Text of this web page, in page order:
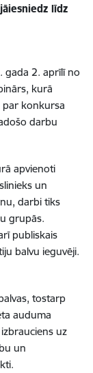
līdz
gada 2. aprīlī no
kurā
par konkursa
darbu
apvienoti
un
darbi tiks
grupās.
publiskais
balvu ieguvēji.
tostarp
auduma
uz
un